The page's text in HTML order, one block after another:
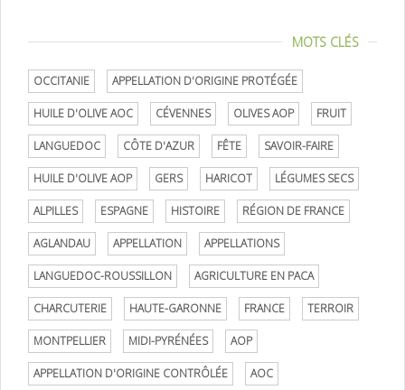
MOTS CLÉS
OCCITANIE APPELLATION D'ORIGINE PROTÉGÉE
HUILE D'OLIVE AOC CÉVENNES OLIVES AOP FRUIT
LANGUEDOC CÔTE D'AZUR FÊTE SAVOIR-FAIRE
HUILE D'OLIVE AOP GERS HARICOT LÉGUMES SECS
ALPILLES ESPAGNE HISTOIRE RÉGION DE FRANCE
AGLANDAU APPELLATION APPELLATIONS
LANGUEDOC-ROUSSILLON AGRICULTURE EN PACA
CHARCUTERIE HAUTE-GARONNE FRANCE TERROIR
MONTPELLIER MIDI-PYRÉNÉES AOP
APPELLATION D'ORIGINE CONTRÔLÉE AOC